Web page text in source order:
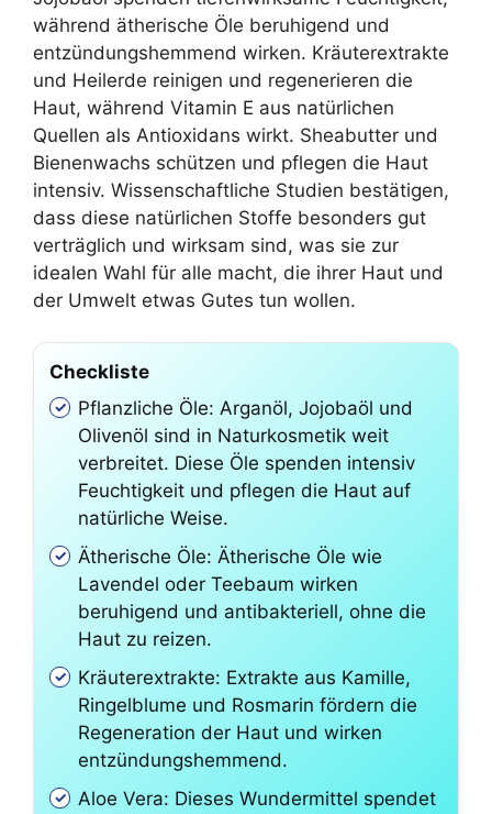
während ätherische Öle beruhigend und
entzündungshemmend wirken. Kräuterextrakte
und Heilerde reinigen und regenerieren die
Haut, während Vitamin E aus natürlichen
Quellen als Antioxidans wirkt. Sheabutter und
Bienenwachs schützen und pflegen die Haut
intensiv. Wissenschaftliche Studien bestätigen,
dass diese natürlichen Stoffe besonders gut
verträglich und wirksam sind, was sie zur
idealen Wahl für alle macht, die ihrer Haut und
der Umwelt etwas Gutes tun wollen.
Checkliste
Pflanzliche Öle: Arganöl, Jojobaöl und
Olivenöl sind in Naturkosmetik weit
verbreitet. Diese Öle spenden intensiv
Feuchtigkeit und pflegen die Haut auf
natürliche Weise.
Ätherische Öle: Ätherische Öle wie
Lavendel oder Teebaum wirken
beruhigend und antibakteriell, ohne die
Haut zu reizen.
Kräuterextrakte: Extrakte aus Kamille,
Ringelblume und Rosmarin fördern die
Regeneration der Haut und wirken
entzündungshemmend.
Aloe Vera: Dieses Wundermittel spendet